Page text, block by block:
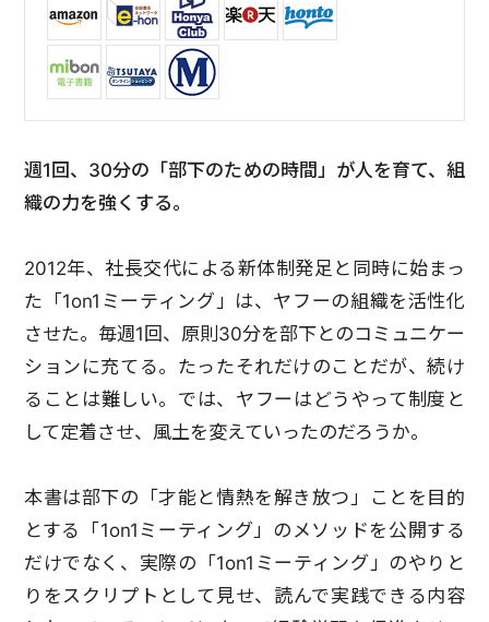
週1回、30分の「部下のための時間」が人を育て、組
織の力を強くする。
2012年、社長交代による新体制発足と同時に始まっ
た「1on1ミーティング」は、ヤフーの組織を活性化
させた。毎週1回、原則30分を部下とのコミュニケー
ションに充てる。たったそれだけのことだが、続け
ることは難しい。では、ヤフーはどうやって制度と
して定着させ、風土を変えていったのだろうか。
本書は部下の「才能と情熱を解き放つ」ことを目的
とする「1on1ミーティング」のメソッドを公開する
だけでなく、実際の「1on1ミーティング」のやりと
りをスクリプトとして見せ、読んで実践できる内容